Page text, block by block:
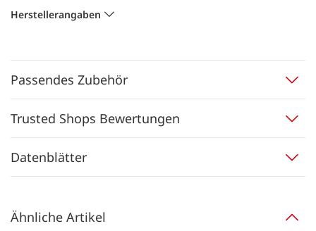
Herstellerangaben
Passendes Zubehör
Trusted Shops Bewertungen
Datenblätter
Ähnliche Artikel